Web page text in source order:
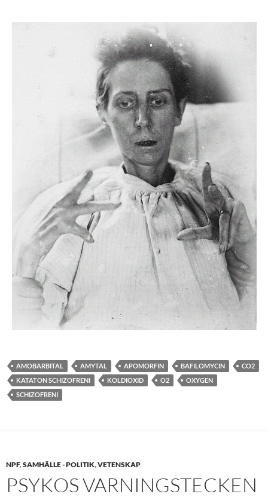
AMOBARBITAL AMYTAL APOMORFIN BAFILOMYCIN
CO2
KATATON SCHIZOFRENI
KOLDIOXID O2
OXYGEN
SCHIZOFRENI
NPF,SAMHÄLLE - POLITIK,VETENSKAP
PSYKOS VARNINGSTECKEN